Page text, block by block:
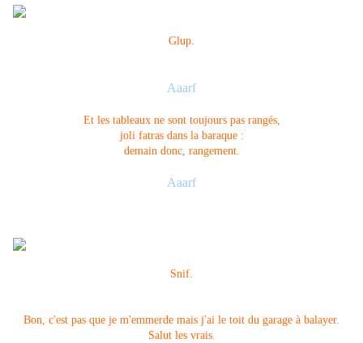
Glup.
Aaarf
Et les tableaux ne sont toujours pas rangés,
joli fatras dans la baraque :
demain donc, rangement.
Aaarf
Snif.
Bon, c'est pas que je m'emmerde mais j'ai le toit du garage à balayer.
Salut les vrais.